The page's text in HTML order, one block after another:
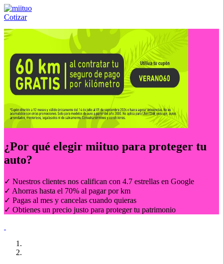
Cotizar
Llámanos al:(55) 84-21-05-00 ó
¿Por qué elegir miituo para proteger tu
auto?
✓ Nuestros clientes nos califican con 4.7 estrellas en Google
✓ Ahorras hasta el 70% al pagar por km
✓ Pagas al mes y cancelas cuando quieras
✓ Obtienes un precio justo para proteger tu patrimonio